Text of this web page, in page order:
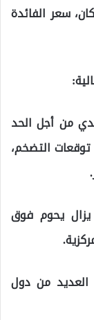
سعر الفائدة
من أجل الحد
التضخم،
يزال يحوم فوق
العديد من دول